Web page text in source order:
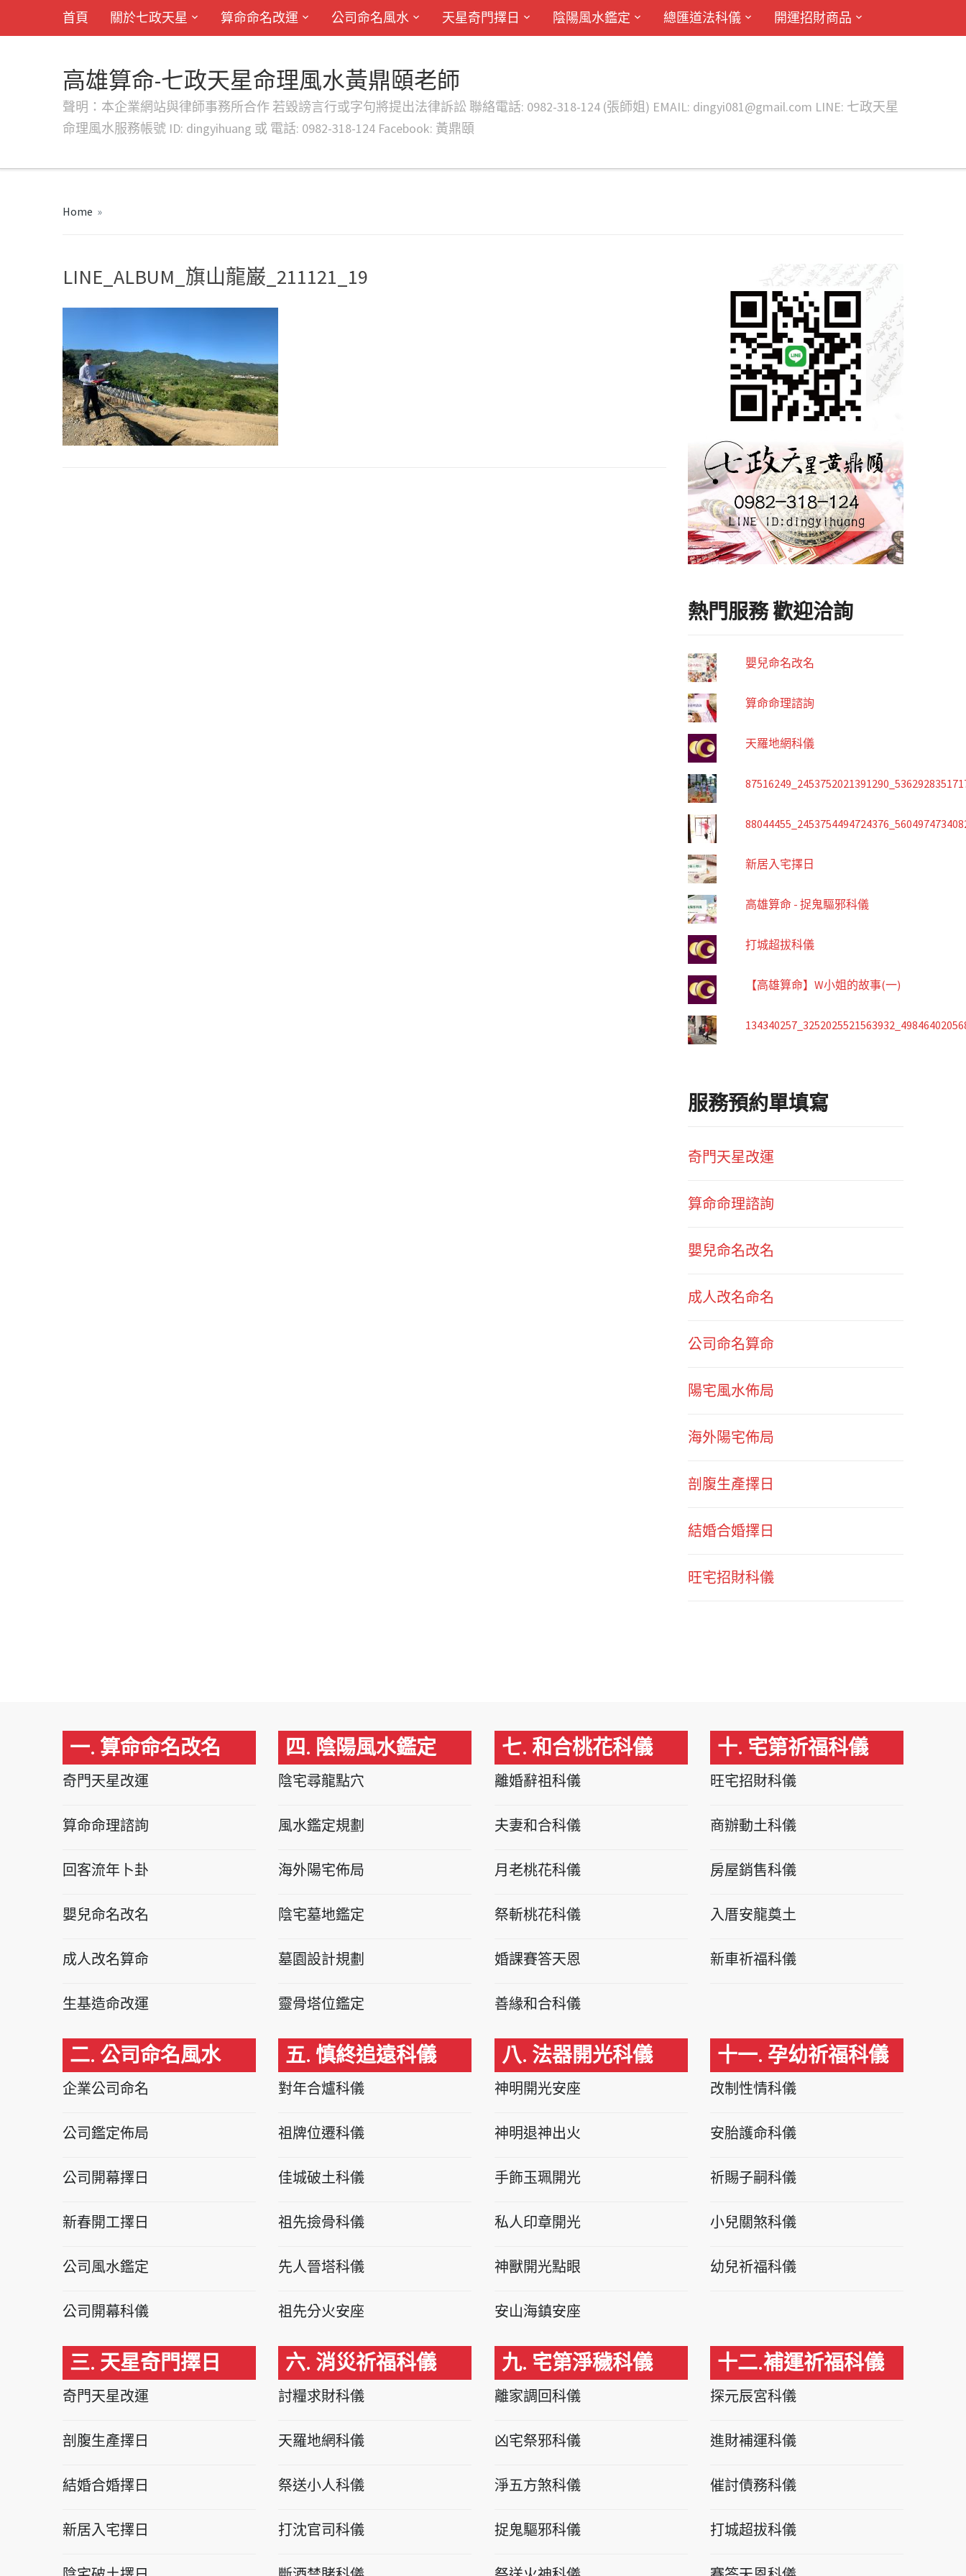
首頁 關於七政天星 算命命名改運 公司命名風水 天星奇門擇日 陰陽風水鑑定 總匯道法科儀 開運招財商品
高雄算命-七政天星命理風水黃鼎頤老師
聲明：本企業網站與律師事務所合作 若毀謗言行或字句將提出法律訴訟 聯絡電話: 0982-318-124 (張師姐) EMAIL: dingyi081@gmail.com LINE: 七政天星
命理風水服務帳號 ID: dingyihuang 或 電話: 0982-318-124 Facebook: 黃鼎頤
Home »
LINE_ALBUM_旗山龍巌_211121_19
熱門服務 歡迎洽詢
嬰兒命名改名
算命命理諮詢
天羅地網科儀
新居入宅擇日
高雄算命 - 捉鬼驅邪科儀
打城超拔科儀
【高雄算命】W小姐的故事(一)
服務預約單填寫
奇門天星改運
算命命理諮詢
嬰兒命名改名
成人改名命名
公司命名算命
陽宅風水佈局
海外陽宅佈局
剖腹生產擇日
結婚合婚擇日
旺宅招財科儀
一. 算命命名改名
奇門天星改運
算命命理諮詢
回客流年卜卦
嬰兒命名改名
成人改名算命
生基造命改運
二. 公司命名風水
企業公司命名
公司鑑定佈局
公司開幕擇日
新春開工擇日
公司風水鑑定
公司開幕科儀
三. 天星奇門擇日
奇門天星改運
剖腹生產擇日
結婚合婚擇日
新居入宅擇日
四. 陰陽風水鑑定
陰宅尋龍點穴
風水鑑定規劃
海外陽宅佈局
陰宅墓地鑑定
墓園設計規劃
靈骨塔位鑑定
五. 慎終追遠科儀
對年合爐科儀
祖牌位遷科儀
佳城破土科儀
祖先撿骨科儀
先人晉塔科儀
祖先分火安座
六. 消災祈福科儀
討糧求財科儀
天羅地網科儀
祭送小人科儀
打沈官司科儀
七. 和合桃花科儀
離婚辭祖科儀
夫妻和合科儀
月老桃花科儀
祭斬桃花科儀
婚課賽答天恩
善緣和合科儀
八. 法器開光科儀
神明開光安座
神明退神出火
手飾玉珮開光
私人印章開光
神獸開光點眼
安山海鎮安座
九. 宅第淨穢科儀
離家調回科儀
凶宅祭邪科儀
淨五方煞科儀
捉鬼驅邪科儀
十. 宅第祈福科儀
旺宅招財科儀
商辦動土科儀
房屋銷售科儀
入厝安龍奠土
新車祈福科儀
十一. 孕幼祈福科儀
改制性情科儀
安胎護命科儀
祈賜子嗣科儀
小兒關煞科儀
幼兒祈福科儀
十二.補運祈福科儀
探元辰宮科儀
進財補運科儀
催討債務科儀
打城超拔科儀